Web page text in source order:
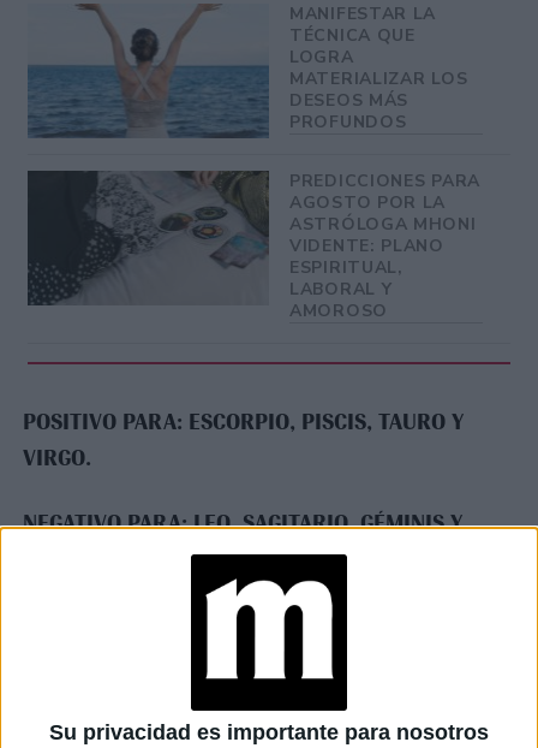
Su privacidad es importante para nosotros
MANIFESTAR LA
TÉCNICA QUE
LOGRA
MATERIALIZAR LOS
DESEOS MÁS
PROFUNDOS
PREDICCIONES PARA
AGOSTO POR LA
ASTRÓLOGA MHONI
VIDENTE: PLANO
ESPIRITUAL,
LABORAL Y
AMOROSO
POSITIVO PARA: ESCORPIO, PISCIS, TAURO Y
VIRGO.
NEGATIVO PARA: LEO, SAGITARIO, GÉMINIS Y
GALERÍA DE IMÁGENES